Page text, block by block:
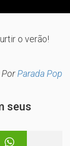
o verão!
PorParada Pop
seus